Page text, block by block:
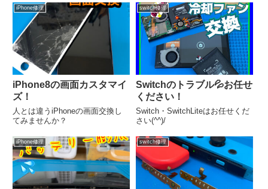
てしまう原因について説明してみ
たいと思います!(^^)!・ 長時間
プレーしている！ ゲーム
機に関わらずiPh...
iPhone修理
iPhone8の画面カスタマイ
ズ！
人とは違うiPhoneの画面交換し
てみませんか？
switch修理
Switchのトラブル💦お任せ
ください！
Switch・SwitchLiteはお任せくだ
さい(^^)/
iPhone修理 switch修理